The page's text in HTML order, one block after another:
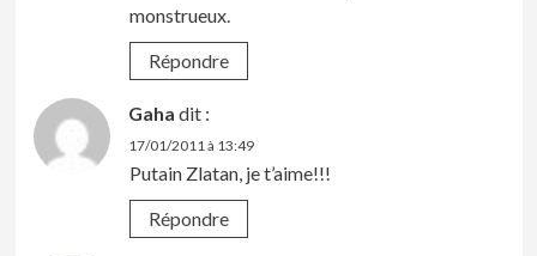
monstrueux.
Répondre
Gaha dit :
17/01/2011 à 13:49
Putain Zlatan, je t’aime!!!
Répondre